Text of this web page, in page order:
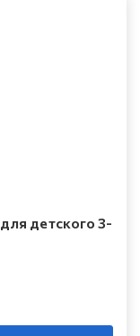
детского 3-